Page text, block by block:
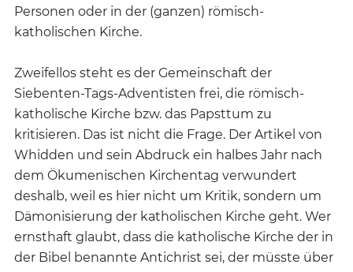
Personen oder in der (ganzen) römisch-
katholischen Kirche.
Zweifellos steht es der Gemeinschaft der
Siebenten-Tags-Adventisten frei, die römisch-
katholische Kirche bzw. das Papsttum zu
kritisieren. Das ist nicht die Frage. Der Artikel von
Whidden und sein Abdruck ein halbes Jahr nach
dem Ökumenischen Kirchentag verwundert
deshalb, weil es hier nicht um Kritik, sondern um
Dämonisierung der katholischen Kirche geht. Wer
ernsthaft glaubt, dass die katholische Kirche der in
der Bibel benannte Antichrist sei, der müsste über